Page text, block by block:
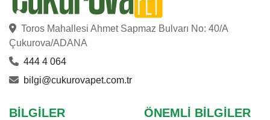
Toros Mahallesi Ahmet Sapmaz Bulvarı No: 40/A
Çukurova/ADANA
444 4 064
bilgi@cukurovapet.com.tr
BILGILER ÖNEMLI BILGILER